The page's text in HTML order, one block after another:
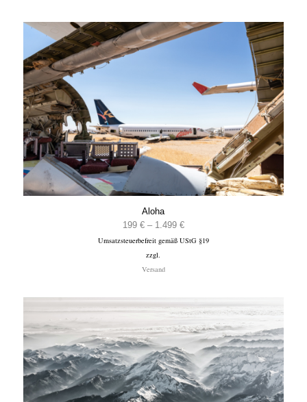
Aloha
199 € – 1.499 €Preisspanne:
199 €
Umsatzsteuerbefreit gemäß UStG §19
zzgl.
Versand